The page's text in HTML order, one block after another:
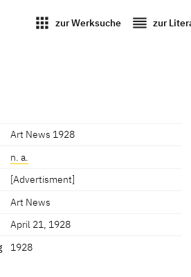
apps zur Werksuche reorder zur
Art News 1928
n. a.
[Advertisment]
Art News
April 21, 1928
1928